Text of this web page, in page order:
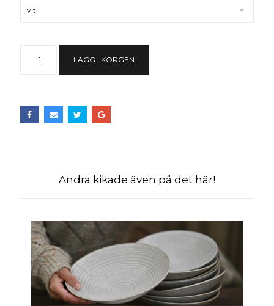
vit
LÄGG I KORGEN
Andra kikade även på det här!